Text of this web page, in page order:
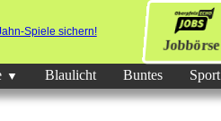
Jobbörse
Blaulicht Buntes Sport